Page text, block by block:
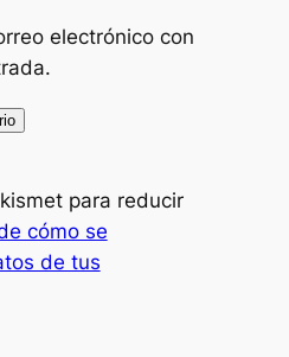
electrónico con
para reducir
cómo se
de tus